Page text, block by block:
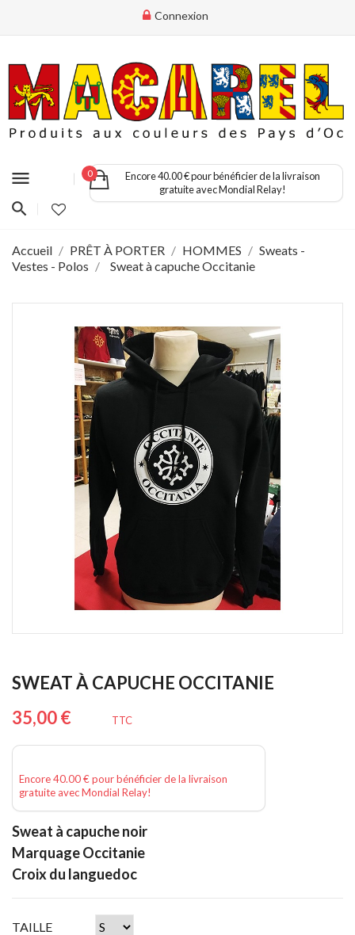
Connexion
menu 0
Encore 40.00 € pour bénéficier de la livraison
gratuite avec Mondial Relay!
Accueil PRÊT À PORTER HOMMES
Sweats -
Vestes - Polos
Sweat à capuche Occitanie
SWEAT À CAPUCHE OCCITANIE
35,00 €
TTC
Encore 40.00 € pour bénéficier de la livraison
gratuite avec Mondial Relay!
Sweat à capuche noir
Marquage Occitanie
Croix du languedoc
TAILLE